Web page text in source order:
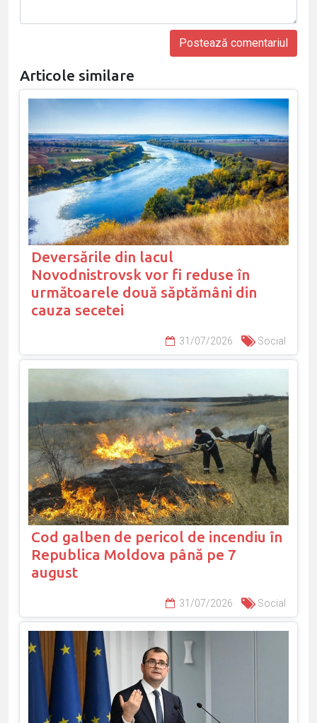
Articole similare
Deversările din lacul
Novodnistrovsk vor fi reduse în
următoarele două săptămâni din
cauza secetei
31/07/2026 Social
Cod galben de pericol de incendiu în
Republica Moldova până pe 7
august
31/07/2026 Social